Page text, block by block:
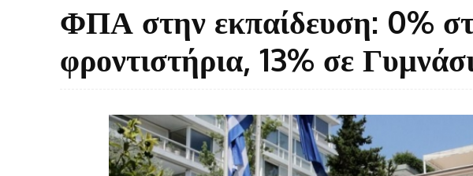
ΦΠΑ στην εκπαίδευση: 0%
φροντιστήρια, 13% σε